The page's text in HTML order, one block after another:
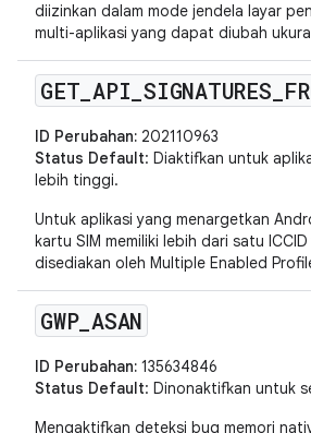
diizinkan dalam mode jendela layar
multi-aplikasi yang dapat diubah
GET API SIGNATURES
ID Perubahan: 202110963
Status Default: Diaktifkan untuk
lebih tinggi.
Untuk aplikasi yang menargetkan
kartu SIM memiliki lebih dari satu
disediakan oleh Multiple Enabled
GWP_ ASAN
ID Perubahan: 135634846
Status Default: Dinonaktifkan untuk
Mengaktifkan deteksi bug memori